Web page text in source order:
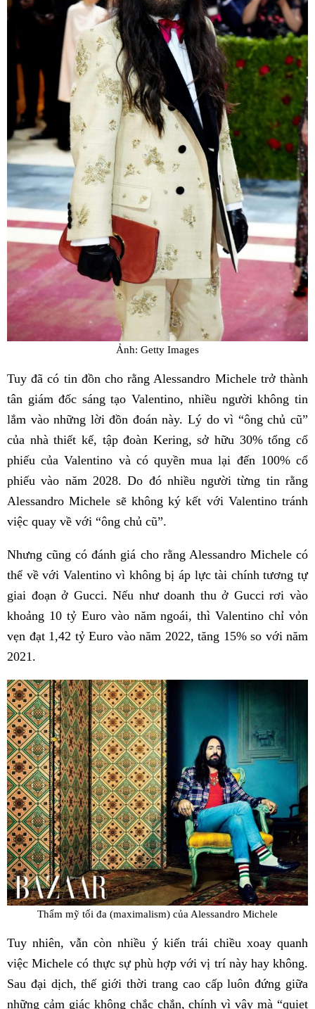
Ảnh: Getty Images
Tuy đã có tin đồn cho rằng Alessandro Michele trở thành
tân giám đốc sáng tạo Valentino, nhiều người không tin
lắm vào những lời đồn đoán này. Lý do vì “ông chủ cũ”
của nhà thiết kế, tập đoàn Kering, sở hữu 30% tổng cổ
phiếu của Valentino và có quyền mua lại đến 100% cổ
phiếu vào năm 2028. Do đó nhiều người từng tin rằng
Alessandro Michele sẽ không ký kết với Valentino tránh
việc quay về với “ông chủ cũ”.
Nhưng cũng có đánh giá cho rằng Alessandro Michele có
thể về với Valentino vì không bị áp lực tài chính tương tự
giai đoạn ở Gucci. Nếu như doanh thu ở Gucci rơi vào
khoảng 10 tỷ Euro vào năm ngoái, thì Valentino chỉ vỏn
vẹn đạt 1,42 tỷ Euro vào năm 2022, tăng 15% so với năm
2021.
Thẩm mỹ tối đa (maximalism) của Alessandro Michele
Tuy nhiên, vẫn còn nhiều ý kiến trái chiều xoay quanh
việc Michele có thực sự phù hợp với vị trí này hay không.
Sau đại dịch, thế giới thời trang cao cấp luôn đứng giữa
những cảm giác không chắc chắn, chính vì vậy mà “quiet